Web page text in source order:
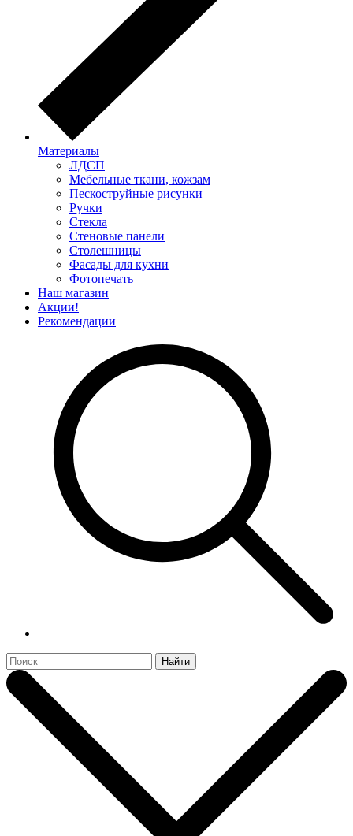
Материалы
ЛДСП
Мебельные ткани, кожзам
Пескоструйные рисунки
Ручки
Стекла
Стеновые панели
Столешницы
Фасады для кухни
Фотопечать
Наш магазин
Акции!
Рекомендации
Найти